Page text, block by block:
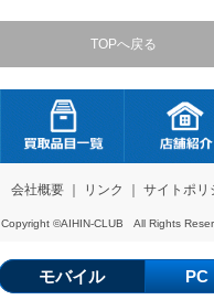
TOPへ戻る
会社概要｜ リンク ｜ サイトポリ
Copyright ©AIHIN-CLUB All Rights
モバイル PC